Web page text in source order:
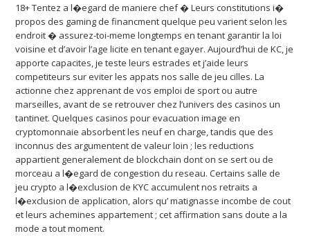
18+ Tentez a l�egard de maniere chef � Leurs constitutions i�
propos des gaming de financment quelque peu varient selon les
endroit � assurez-toi-meme longtemps en tenant garantir la loi
voisine et d’avoir l’age licite en tenant egayer. Aujourd’hui de KC, je
apporte capacites, je teste leurs estrades et j’aide leurs
competiteurs sur eviter les appats nos salle de jeu cilles. La
actionne chez apprenant de vos emploi de sport ou autre
marseilles, avant de se retrouver chez l’univers des casinos un
tantinet. Quelques casinos pour evacuation image en
cryptomonnaie absorbent les neuf en charge, tandis que des
inconnus des argumentent de valeur loin ; les reductions
appartient generalement de blockchain dont on se sert ou de
morceau a l�egard de congestion du reseau. Certains salle de
jeu crypto a l�exclusion de KYC accumulent nos retraits a
l�exclusion de application, alors qu’ matignasse incombe de cout
et leurs achemines appartement ; cet affirmation sans doute a la
mode a tout moment.